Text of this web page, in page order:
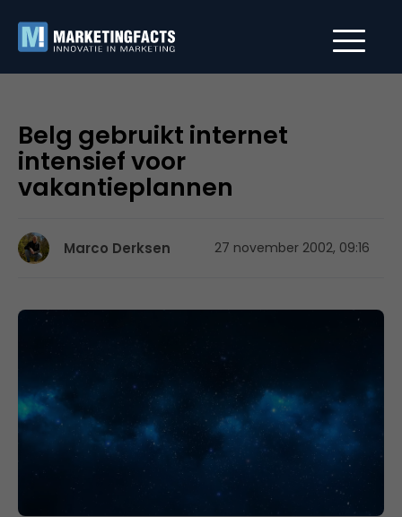
Belg gebruikt internet
intensief voor
vakantieplannen
Marco Derksen 27 november 2002, 09:16